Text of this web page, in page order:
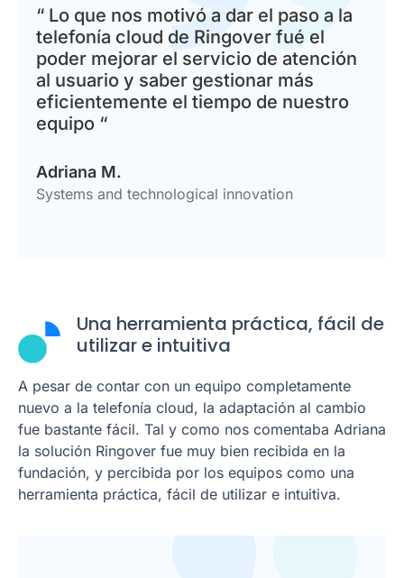
“ Lo que nos motivó a dar el paso a la
telefonía cloud de Ringover fué el
poder mejorar el servicio de atención
al usuario y saber gestionar más
eficientemente el tiempo de nuestro
equipo “
Adriana M.
Systems and technological innovation
Una herramienta práctica, fácil de
utilizar e intuitiva
A pesar de contar con un equipo completamente
nuevo a la telefonía cloud, la adaptación al cambio
fue bastante fácil. Tal y como nos comentaba Adriana
la solución Ringover fue muy bien recibida en la
fundación, y percibida por los equipos como una
herramienta práctica, fácil de utilizar e intuitiva.